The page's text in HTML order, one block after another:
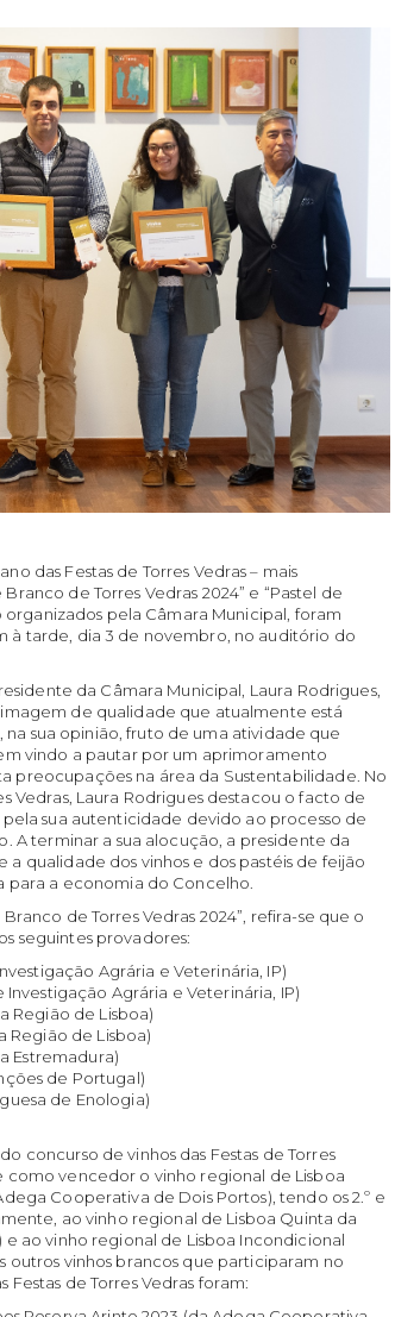
das Festas de Torres Vedras – mais
de Torres Vedras 2024” e “Pastel de
organizados pela Câmara Municipal, foram
à tarde, dia 3 de novembro, no auditório do
da Câmara Municipal, Laura Rodrigues,
de qualidade que atualmente está
na sua opinião, fruto de uma atividade que
vindo a pautar por um aprimoramento
preocupações na área da Sustentabilidade. No
Vedras, Laura Rodrigues destacou o facto de
sua autenticidade devido ao processo de
A terminar a sua alocução, a presidente da
qualidade dos vinhos e dos pastéis de feijão
para a economia do Concelho.
de Torres Vedras 2024”, refira-se que o
seguintes provadores:
Agrária e Veterinária, IP)
Agrária e Veterinária, IP)
Região de Lisboa)
Região de Lisboa)
Estremadura)
de Portugal)
de Enologia)
concurso de vinhos das Festas de Torres
como vencedor o vinho regional de Lisboa
Cooperativa de Dois Portos), tendo os 2.º e
ao vinho regional de Lisboa Quinta da
ao vinho regional de Lisboa Incondicional
outros vinhos brancos que participaram no
de Torres Vedras foram: